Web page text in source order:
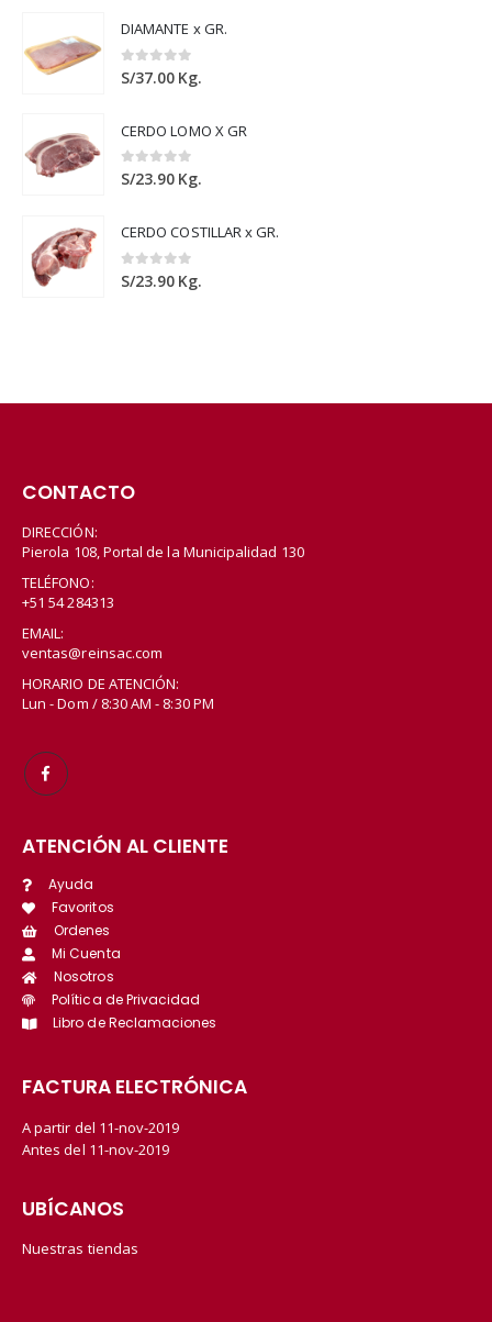
DIAMANTE x GR.
0out of 5
S/37.00 Kg.
CERDO LOMO X GR
0out of 5
S/23.90 Kg.
CERDO COSTILLAR x GR.
0out of 5
S/23.90 Kg.
CONTACTO
DIRECCIÓN:
Pierola 108, Portal de la Municipalidad 130
TELÉFONO:
+51 54 284313
EMAIL:
ventas@reinsac.com
HORARIO DE ATENCIÓN:
Lun - Dom / 8:30 AM - 8:30 PM
ATENCIÓN AL CLIENTE
Ayuda
Favoritos
Ordenes
Mi Cuenta
Nosotros
Política de Privacidad
Libro de Reclamaciones
FACTURA ELECTRÓNICA
A partir del 11-nov-2019
Antes del 11-nov-2019
UBÍCANOS
Nuestras tiendas